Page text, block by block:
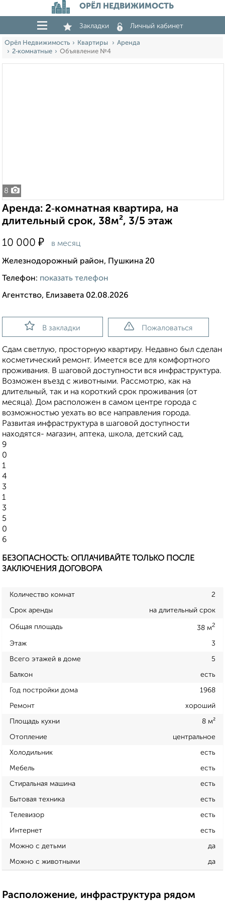
ОРЁЛ НЕДВИЖИМОСТЬ
Закладки Личный кабинет
Орёл Недвижимость Квартиры
Аренда
2‑комнатные
Объявление №4
8
Аренда: 2‑комнатная квартира, на
длительный срок, 38м², 3/5 этаж
10 000 ₽ в месяц
Железнодорожный район, Пушкина 20
Телефон: показать телефон
Агентство, Елизавета 02.08.2026
В закладки Пожаловаться
Сдам светлую, просторную квартиру. Недавно был сделан
косметический ремонт. Имеется все для комфортного
проживания. В шаговой доступности вся инфраструктура.
Возможен въезд с животными. Рассмотрю, как на
длительный, так и на короткий срок проживания (от
месяца). Дом расположен в самом центре города с
возможностью уехать во все направления города.
Развитая инфраструктура в шаговой доступности
находятся- магазин, аптека, школа, детский сад,
9
0
1
4
3
1
3
5
0
6
БЕЗОПАСНОСТЬ: ОПЛАЧИВАЙТЕ ТОЛЬКО ПОСЛЕ
ЗАКЛЮЧЕНИЯ ДОГОВОРА
Количество комнат 2
Срок аренды на длительный срок
Общая площадь 38 м2
Этаж 3
Всего этажей в доме 5
Балкон есть
Год постройки дома 1968
Ремонт хороший
Площадь кухни 8 м²
Отопление центральное
Холодильник есть
Мебель есть
Стиральная машина есть
Бытовая техника есть
Телевизор есть
Интернет есть
Можно с детьми да
Можно с животными да
Расположение, инфраструктура рядом